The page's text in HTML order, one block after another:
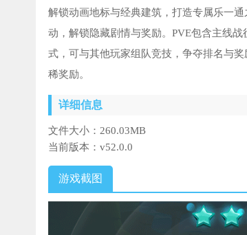
解锁动画地标与经典建筑，打造专属乐一
动，解锁隐藏剧情与奖励。PVE包含主线
式，可与其他玩家组队竞技，争夺排名与
稀奖励。
详细信息
文件大小： 260.03MB
当前版本： v52.0.0
游戏截图